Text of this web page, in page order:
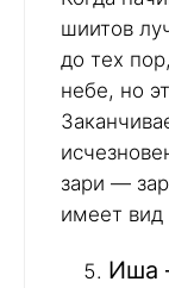
шиитов
до тех
небе, но
зари —
имеет вид
Иша